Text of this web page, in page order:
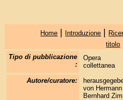
Home | Introduzione |
titolo
Tipo di pubblicazione
:
Opera
collettanea
Autore/curatore:
von
Bernhard